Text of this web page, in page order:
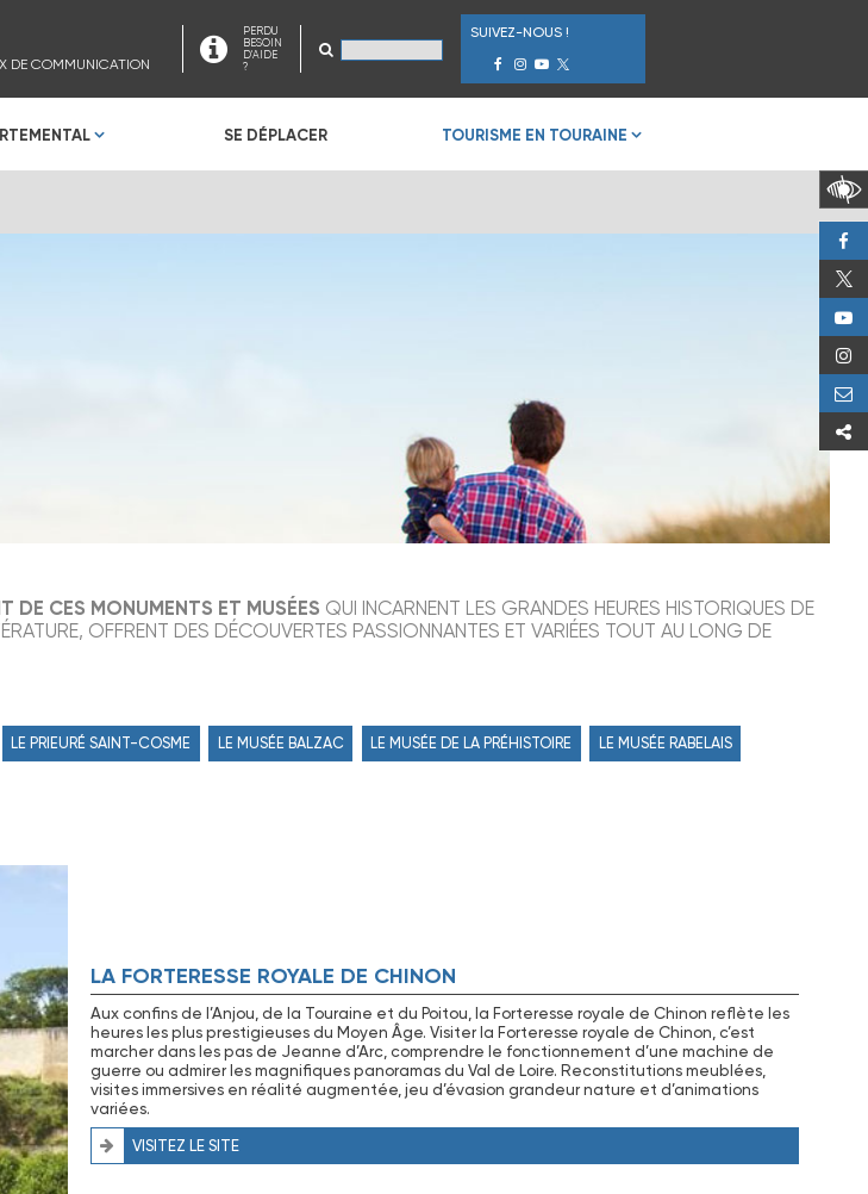
DE COMMUNICATION
PERDU
BESOIN
D'AIDE
?
SUIVEZ-NOUS !
SE DÉPLACER TOURISME EN TOURAINE
DE CES MONUMENTS ET MUSÉES QUI INCARNENT LES GRANDES HEURES HISTORIQUES DE
OFFRENT DES DÉCOUVERTES PASSIONNANTES ET VARIÉES TOUT AU LONG DE
LE PRIEURÉ SAINT-COSME LE MUSÉE BALZAC LE MUSÉE DE LA PRÉHISTOIRE LE MUSÉE RABELAIS
LA FORTERESSE ROYALE DE CHINON
Aux confins de l’Anjou, de la Touraine et du Poitou, la Forteresse royale de Chinon reflète les
heures les plus prestigieuses du Moyen Âge. Visiter la Forteresse royale de Chinon, c’est
marcher dans les pas de Jeanne d’Arc, comprendre le fonctionnement d’une machine de
guerre ou admirer les magnifiques panoramas du Val de Loire. Reconstitutions meublées,
visites immersives en réalité augmentée, jeu d’évasion grandeur nature et d’animations
variées.
VISITEZ LE SITE